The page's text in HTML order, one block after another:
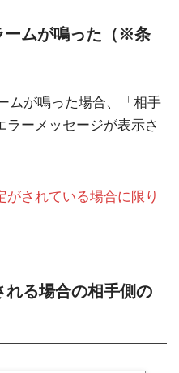
ムが鳴った（※条
ムが鳴った場合、「相手
ラーメッセージが表示さ
がされている場合に限り
れる場合の相手側の